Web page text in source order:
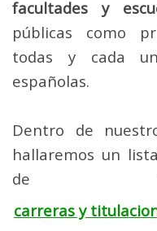
facultades y
públicas como
todas y cada
españolas.
Dentro de
hallaremos un
de
carreras y